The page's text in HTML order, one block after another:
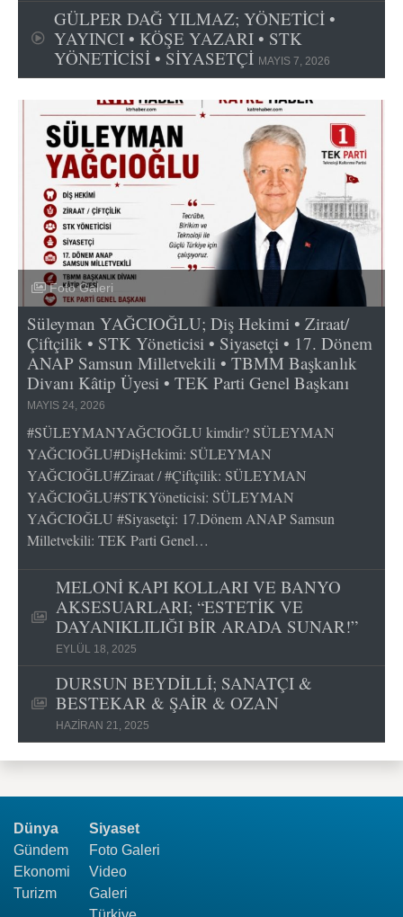
GÜLPER DAĞ YILMAZ; YÖNETİCİ •
YAYINCI • KÖŞE YAZARI • STK
YÖNETİCİSİ • SİYASETÇİ MAYIS 7, 2026
Foto Galeri
Süleyman YAĞCIOĞLU; Diş Hekimi • Ziraat/
Çiftçilik • STK Yöneticisi • Siyasetçi • 17. Dönem
ANAP Samsun Milletvekili • TBMM Başkanlık
Divanı Kâtip Üyesi • TEK Parti Genel Başkanı
MAYIS 24, 2026
#SÜLEYMANYAĞCIOĞLU kimdir? SÜLEYMAN
YAĞCIOĞLU#DişHekimi: SÜLEYMAN
YAĞCIOĞLU#Ziraat / #Çiftçilik: SÜLEYMAN
YAĞCIOĞLU#STKYöneticisi: SÜLEYMAN
YAĞCIOĞLU #Siyasetçi: 17.Dönem ANAP Samsun
Milletvekili: TEK Parti Genel…
MELONİ KAPI KOLLARI VE BANYO
AKSESUARLARI; “ESTETİK VE
DAYANIKLILIĞI BİR ARADA SUNAR!”
EYLÜL 18, 2025
DURSUN BEYDİLLİ; SANATÇI &
BESTEKAR & ŞAİR & OZAN
HAZIRAN 21, 2025
Dünya
Gündem
Ekonomi
Turizm
Siyaset
Foto Galeri
Video
Galeri